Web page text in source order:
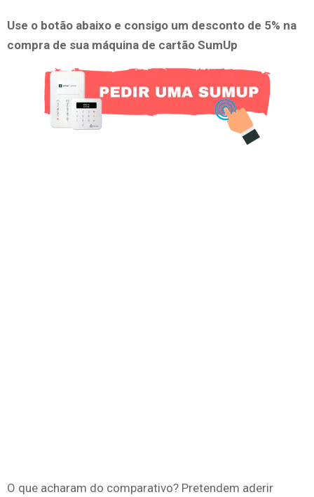
Use o botão abaixo e consigo um desconto de 5% na
compra de sua máquina de cartão SumUp
O que acharam do comparativo? Pretendem aderir